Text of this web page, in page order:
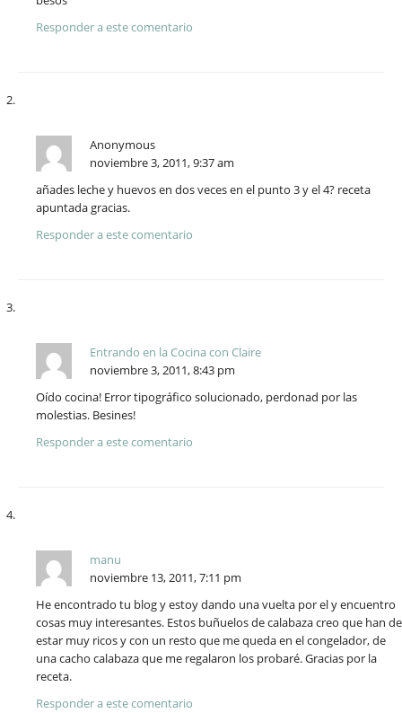
Responder a este comentario
Anonymous
noviembre 3, 2011, 9:37 am
añades leche y huevos en dos veces en el punto 3 y el 4? receta
apuntada gracias.
Responder a este comentario
Entrando en la Cocina con Claire
noviembre 3, 2011, 8:43 pm
Oído cocina! Error tipográfico solucionado, perdonad por las
molestias. Besines!
Responder a este comentario
manu
noviembre 13, 2011, 7:11 pm
He encontrado tu blog y estoy dando una vuelta por el y encuentro
cosas muy interesantes. Estos buñuelos de calabaza creo que han de
estar muy ricos y con un resto que me queda en el congelador, de
una cacho calabaza que me regalaron los probaré. Gracias por la
receta.
Responder a este comentario